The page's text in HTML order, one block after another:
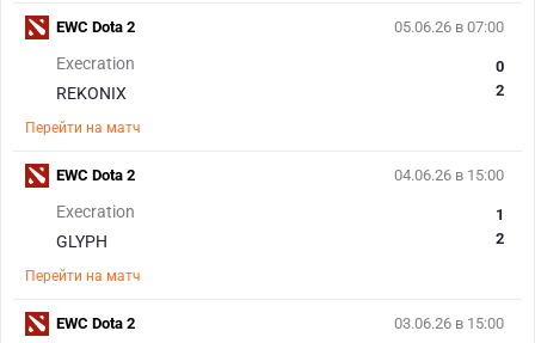
05.06.26 в 07:00
Execration
REKONIX
0
2
Перейти на матч
EWC Dota 2
04.06.26 в 15:00
Execration
GLYPH
1
2
Перейти на матч
EWC Dota 2
03.06.26 в 15:00
EWC Dota 2